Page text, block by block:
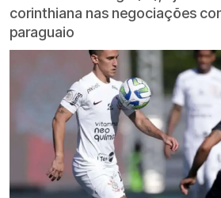
corinthiana nas negociações
paraguaio